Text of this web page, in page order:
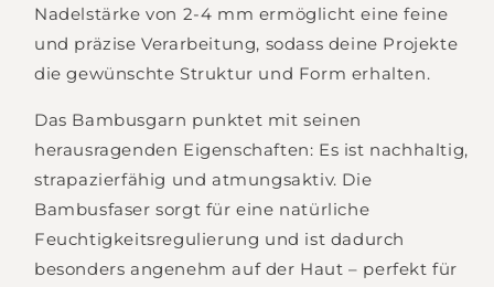
Nadelstärke von 2-4 mm ermöglicht eine feine
und präzise Verarbeitung, sodass deine Projekte
die gewünschte Struktur und Form erhalten.
Das Bambusgarn punktet mit seinen
herausragenden Eigenschaften: Es ist nachhaltig,
strapazierfähig und atmungsaktiv. Die
Bambusfaser sorgt für eine natürliche
Feuchtigkeitsregulierung und ist dadurch
besonders angenehm auf der Haut – perfekt für